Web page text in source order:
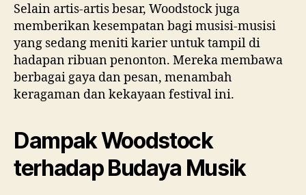
Selain artis-artis besar, Woodstock juga
memberikan kesempatan bagi musisi-musisi
yang sedang meniti karier untuk tampil di
hadapan ribuan penonton. Mereka membawa
berbagai gaya dan pesan, menambah
keragaman dan kekayaan festival ini.
Dampak Woodstock
terhadap Budaya Musik